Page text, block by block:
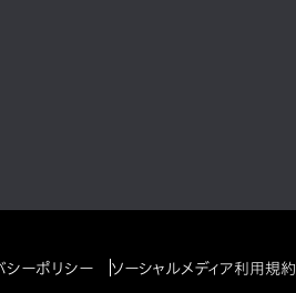
シーポリシー ソーシャルメディア利用規約